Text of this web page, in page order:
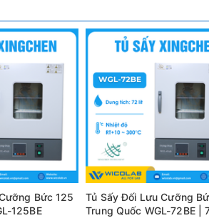
dùng, cho phép cài đặt cả nhiệt độ và
quá nhiệt giúp quá trình sấy trở nên
Bức 125
125BE
Tủ Sấy Đối Lưu Cưỡng
Trung Quốc WGL-72BE |